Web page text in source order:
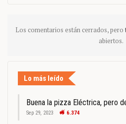
Los comentarios están cerrados, pero
abiertos.
Lo más leído
Buena la pizza Eléctrica, pero
Sep 29, 2023 6.374